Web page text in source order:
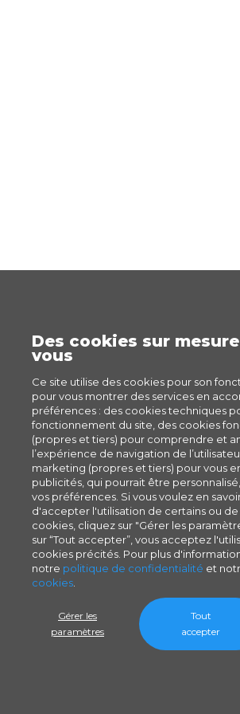
Des cookies sur
vous
Ce site utilise des cookies pour son
pour vous montrer des services en
préférences : des cookies techniques
fonctionnement du site, des cookies
(propres et tiers) pour comprendre et
l’expérience de navigation de
marketing (propres et tiers) pour vous
publicités, qui pourrait être
vos préférences. Si vous voulez en
d'accepter l'utilisation de certains ou de
cookies, cliquez sur "Gérer les
sur “Tout accepter”, vous acceptez
cookies précités. Pour plus
notre politique de confidentialité et
cookies
Gérer les
paramètres
Tout
accepter